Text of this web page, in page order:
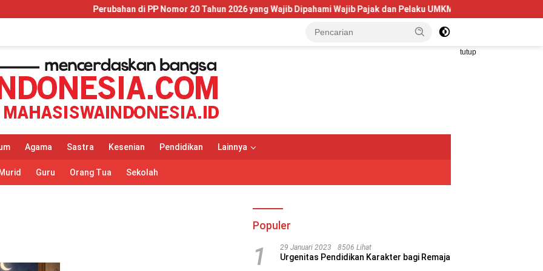
Perubahan di PP Nomor 20 Tahun 2026 yang Wajib Dipahami Wajib Pajak dan Pelaku UMKM Telkom University
tutup
Agama Sastra Kesenian Pendidikan Lainnya
Murid Guru Orang Tua Sekolah
Populer
1 29 Januari 2023 8506 Lihat
Urgenitas Pendidikan Karakter bagi Remaja